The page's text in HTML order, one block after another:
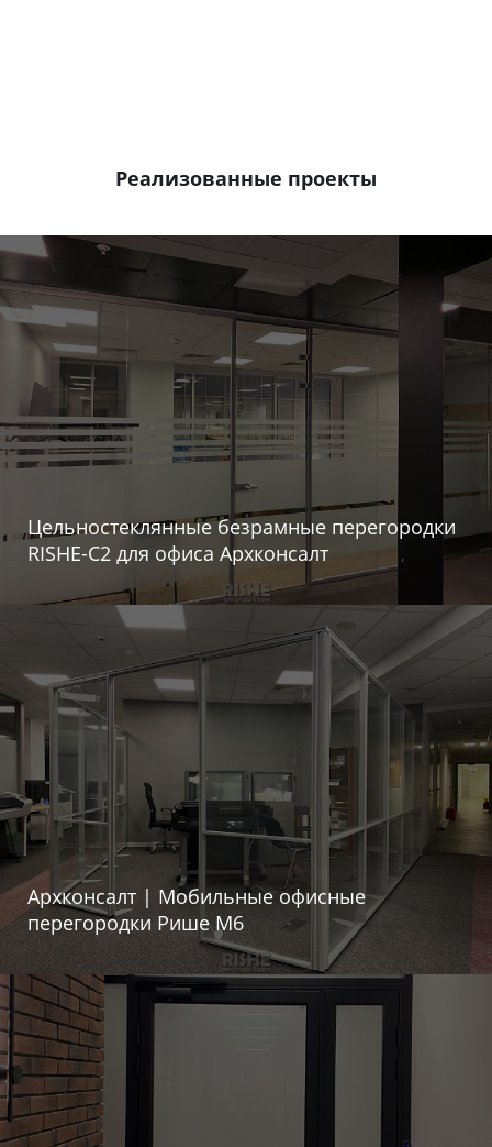
Реализованные проекты
Цельностеклянные безрамные перегородки
RISHE-С2 для офиса Архконсалт
Архконсалт | Мобильные офисные
перегородки Рише М6